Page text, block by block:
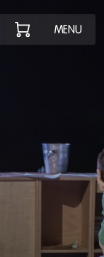
Ontdek het
MENU